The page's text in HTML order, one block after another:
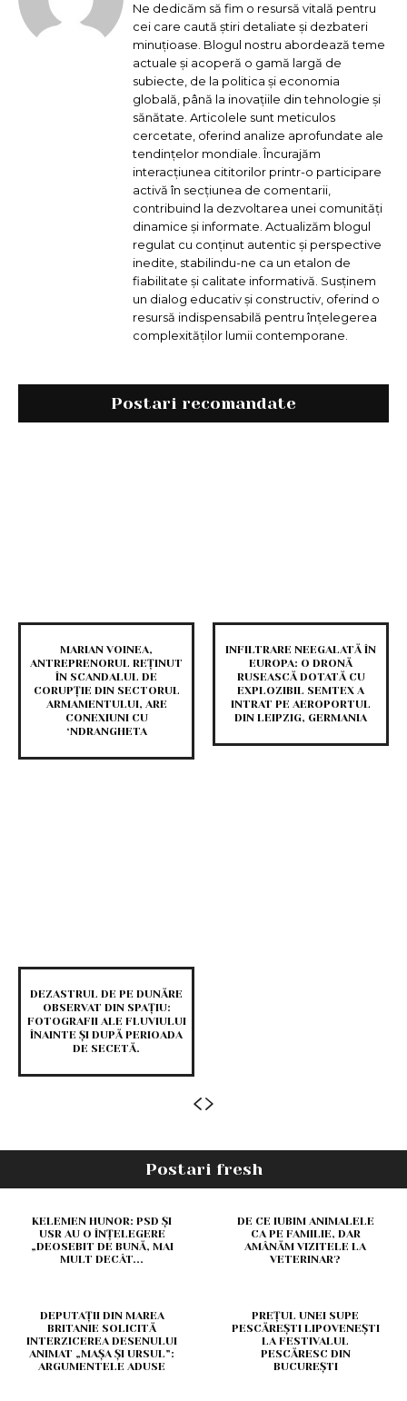
Ne dedicăm să fim o resursă vitală pentru
cei care caută știri detaliate și dezbateri
minuțioase. Blogul nostru abordează teme
actuale și acoperă o gamă largă de
subiecte, de la politica și economia
globală, până la inovațiile din tehnologie și
sănătate. Articolele sunt meticulos
cercetate, oferind analize aprofundate ale
tendințelor mondiale. Încurajăm
interacțiunea cititorilor printr-o participare
activă în secțiunea de comentarii,
contribuind la dezvoltarea unei comunități
dinamice și informate. Actualizăm blogul
regulat cu conținut autentic și perspective
inedite, stabilindu-ne ca un etalon de
fiabilitate și calitate informativă. Susținem
un dialog educativ și constructiv, oferind o
resursă indispensabilă pentru înțelegerea
complexităților lumii contemporane.
Postari recomandate
MARIAN VOINEA,
ANTREPRENORUL REȚINUT
ÎN SCANDALUL DE
CORUPȚIE DIN SECTORUL
ARMAMENTULUI, ARE
CONEXIUNI CU
‘NDRANGHETA
INFILTRARE NEEGALATĂ ÎN
EUROPA: O DRONĂ
RUSEASCĂ DOTATĂ CU
EXPLOZIBIL SEMTEX A
INTRAT PE AEROPORTUL
DIN LEIPZIG, GERMANIA
DEZASTRUL DE PE DUNĂRE
OBSERVAT DIN SPAȚIU:
FOTOGRAFII ALE FLUVIULUI
ÎNAINTE ȘI DUPĂ PERIOADA
DE SECETĂ.
Postari fresh
KELEMEN HUNOR: PSD ȘI
USR AU O ÎNȚELEGERE
„DEOSEBIT DE BUNĂ, MAI
MULT DECÂT...
DE CE IUBIM ANIMALELE
CA PE FAMILIE, DAR
AMÂNĂM VIZITELE LA
VETERINAR?
DEPUTAȚII DIN MAREA
BRITANIE SOLICITĂ
INTERZICEREA DESENULUI
ANIMAT „MAȘA ȘI URSUL”:
ARGUMENTELE ADUSE
PREȚUL UNEI SUPE
PESCĂREȘTI LIPOVENEȘTI
LA FESTIVALUL
PESCĂRESC DIN
BUCUREȘTI